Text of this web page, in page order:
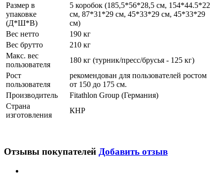
Размер в
упаковке
(Д*Ш*В)
5 коробок (185,5*56*28,5 см, 154*44.5*22
см, 87*31*29 см, 45*33*29 см, 45*33*29
см)
Вес нетто
190 кг
Вес брутто
210 кг
Макс. вес
пользователя
180 кг (турник/пресс/брусья - 125 кг)
Рост
пользователя
рекомендован для пользователей ростом
от 150 до 175 см.
Производитель
Fitathlon Group (Германия)
Страна
изготовления
КНР
Отзывы покупателей Добавить отзыв